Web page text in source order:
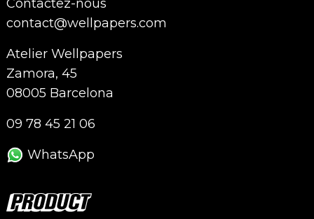
Contactez-nous
contact@wellpapers.com
Atelier Wellpapers
Zamora, 45
08005 Barcelona
09 78 45 21 06
WhatsApp